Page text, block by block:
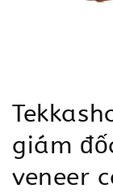
giám
veneer